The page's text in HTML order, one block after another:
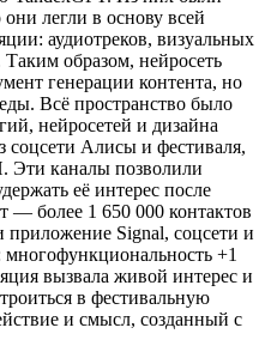
легли в основу всей
аудиотреков, визуальных
образом, нейросеть
генерации контента, но
Всё пространство было
нейросетей и дизайна
Алисы и фестиваля,
Эти каналы позволили
её интерес после
— более 1 650 000 контактов
приложение Signal, соцсети и
+1
вызвала живой интерес и
в фестивальную
и смысл, созданный с